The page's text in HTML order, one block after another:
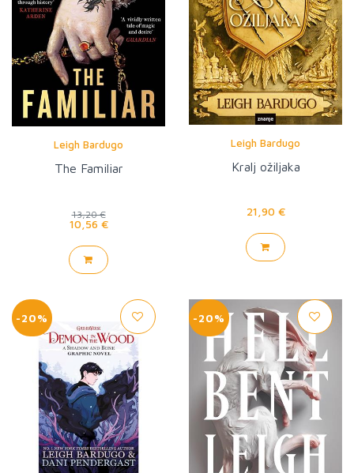
Leigh Bardugo
The Familiar
13,20 €
10,56 €
Leigh Bardugo
Kralj ožiljaka
21,90 €
-20% -20%